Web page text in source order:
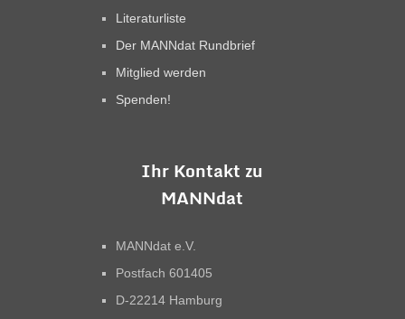
Literaturliste
Der MANNdat Rundbrief
Mitglied werden
Spenden!
Ihr Kontakt zu
MANNdat
MANNdat e.V.
Postfach 601405
D-22214 Hamburg